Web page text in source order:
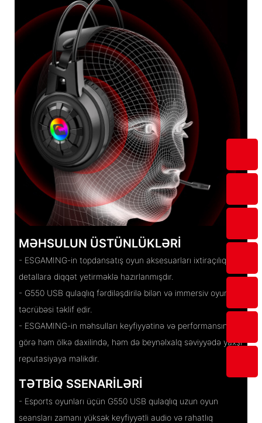
MƏHSULUN ÜSTÜNLÜKLƏRI
- ESGAMING-in topdansatış oyun aksesuarları ixtiraçılıq və
detallara diqqət yetirməklə hazırlanmışdır.
- G550 USB qulaqlıq fərdiləşdirilə bilən və immersiv oyun
təcrübəsi təklif edir.
- ESGAMING-in məhsulları keyfiyyətinə və performansına
görə həm ölkə daxilində, həm də beynəlxalq səviyyədə yaxşı
reputasiyaya malikdir.
TƏTBIQ SSENARILƏRI
- Esports oyunları üçün G550 USB qulaqlıq uzun oyun
seansları zamanı yüksək keyfiyyətli audio və rahatlıq